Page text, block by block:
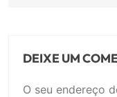
DEIXE UM
O seu endereço